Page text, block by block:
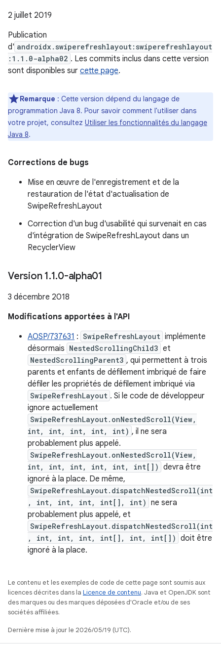
2 juillet 2019
Publication
d' androidx.swiperefreshlayout:swiperefreshlayout
:1.1.0-alpha02 . Les commits inclus dans cette version
sont disponibles sur cette page.
Remarque : Cette version dépend du langage de
programmation Java 8. Pour savoir comment l'utiliser dans
votre projet, consultez Utiliser les fonctionnalités du langage
Java 8.
Corrections de bugs
Mise en œuvre de l'enregistrement et de la
restauration de l'état d'actualisation de
SwipeRefreshLayout
Correction d'un bug d'usabilité qui survenait en cas
d'intégration de SwipeRefreshLayout dans un
RecyclerView
Version 1.1.0-alpha01
3 décembre 2018
Modifications apportées à l'API
AOSP/737631 : SwipeRefreshLayout implémente
désormais NestedScrollingChild3 et
NestedScrollingParent3 , qui permettent à trois
parents et enfants de défilement imbriqué de faire
défiler les propriétés de défilement imbriqué via
SwipeRefreshLayout . Si le code de développeur
ignore actuellement
SwipeRefreshLayout.onNestedScroll(View,
int, int, int, int, int) , il ne sera
probablement plus appelé.
SwipeRefreshLayout.onNestedScroll(View,
int, int, int, int, int, int[]) devra être
ignoré à la place. De même,
SwipeRefreshLayout.dispatchNestedScroll(int
, int, int, int, int[], int) ne sera
probablement plus appelé, et
SwipeRefreshLayout.dispatchNestedScroll(int
, int, int, int, int[], int, int[]) doit être
ignoré à la place.
Le contenu et les exemples de code de cette page sont soumis aux
licences décrites dans la Licence de contenu. Java et OpenJDK sont
des marques ou des marques déposées d'Oracle et/ou de ses
sociétés affiliées.
Dernière mise à jour le 2026/05/19 (UTC).